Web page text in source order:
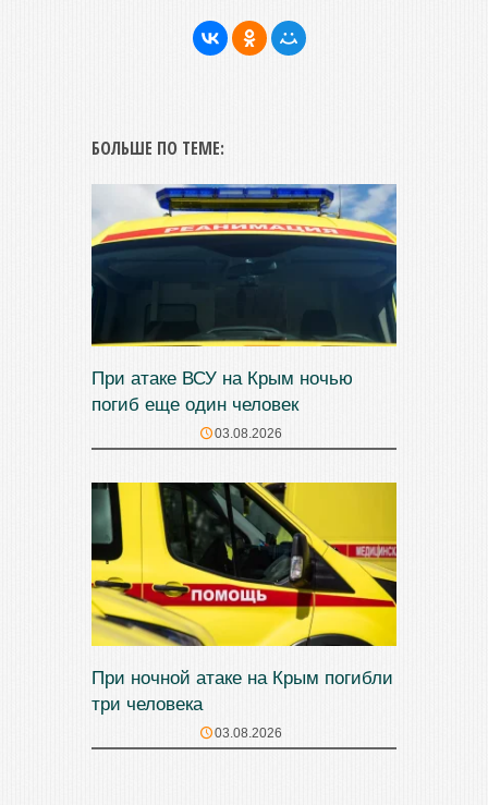
БОЛЬШЕ ПО ТЕМЕ:
При атаке ВСУ на Крым ночью
погиб еще один человек
03.08.2026
При ночной атаке на Крым погибли
три человека
03.08.2026